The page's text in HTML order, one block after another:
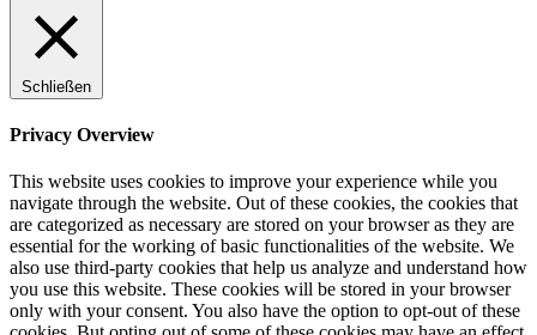
Schließen
Privacy Overview
This website uses cookies to improve your experience while you
navigate through the website. Out of these cookies, the cookies that
are categorized as necessary are stored on your browser as they are
essential for the working of basic functionalities of the website. We
also use third-party cookies that help us analyze and understand how
you use this website. These cookies will be stored in your browser
only with your consent. You also have the option to opt-out of these